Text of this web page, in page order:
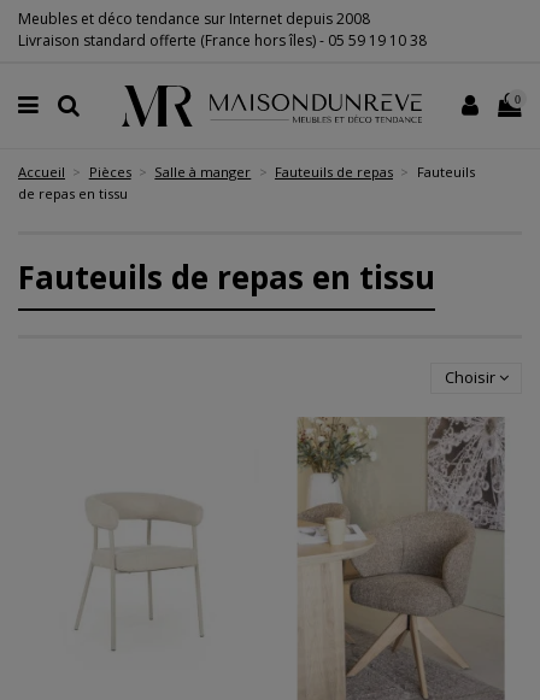
Meubles et déco tendance sur Internet depuis 2008
Livraison standard offerte (France hors îles) - 05 59 19 10 38
0
Accueil Pièces Salle à manger Fauteuils de repas
Fauteuils
de repas en tissu
Fauteuils de repas en tissu
Choisir